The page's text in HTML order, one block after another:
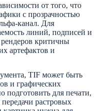
от того, что
с прозрачностью
канал. Для
линий, подписей и
критичны
артефактов и
TIF может быть
и графических
для печати,
растровых